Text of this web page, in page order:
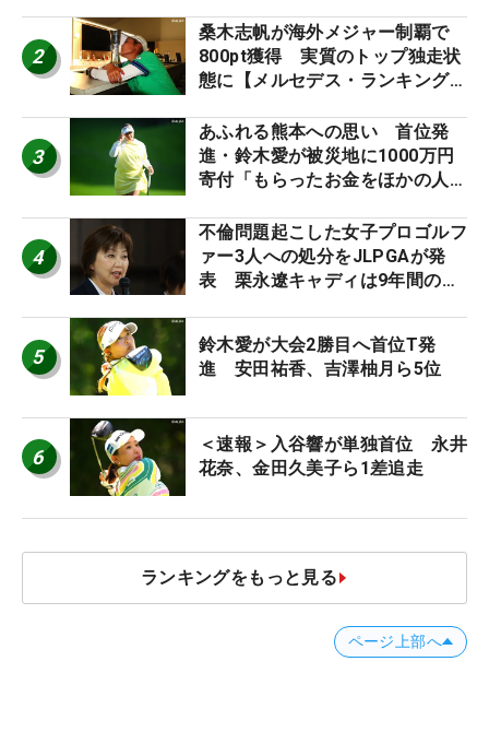
2
桑木志帆が海外メジャー制覇で
800pt獲得 実質のトップ独走状
態に【メルセデス・ランキング番
3
あふれる熊本への思い 首位発
進・鈴木愛が被災地に1000万円
寄付「もらったお金をほかの人
4
不倫問題起こした女子プロゴルフ
ァー3人への処分をJLPGAが発
表 栗永遼キャディは9年間の立
5
鈴木愛が大会2勝目へ首位T発
進 安田祐香、吉澤柚月ら5位
6
＜速報＞入谷響が単独首位 永井
花奈、金田久美子ら1差追走
ランキングをもっと見る
ページ上部へ